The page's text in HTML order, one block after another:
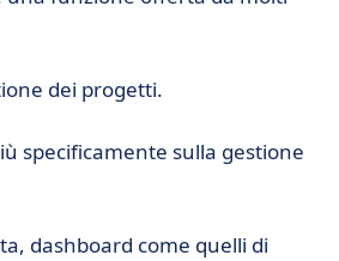
dei progetti.
specificamente sulla gestione
dashboard come quelli di